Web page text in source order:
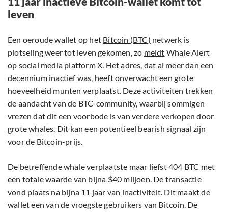
leven
Een oeroude wallet op het Bitcoin (BTC) netwerk is
plotseling weer tot leven gekomen, zo meldt Whale Alert
op social media platform X. Het adres, dat al meer dan een
decennium inactief was, heeft onverwacht een grote
hoeveelheid munten verplaatst. Deze activiteiten trekken
de aandacht van de BTC-community, waarbij sommigen
vrezen dat dit een voorbode is van verdere verkopen door
grote whales. Dit kan een potentieel bearish signaal zijn
voor de Bitcoin-prijs.
De betreffende whale verplaatste maar liefst 404 BTC met
een totale waarde van bijna $40 miljoen. De transactie
vond plaats na bijna 11 jaar van inactiviteit. Dit maakt de
wallet een van de vroegste gebruikers van Bitcoin. De